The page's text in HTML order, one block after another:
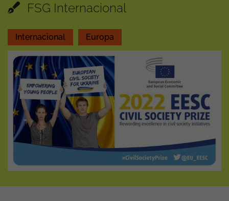
FSG Internacional
Internacional Europa